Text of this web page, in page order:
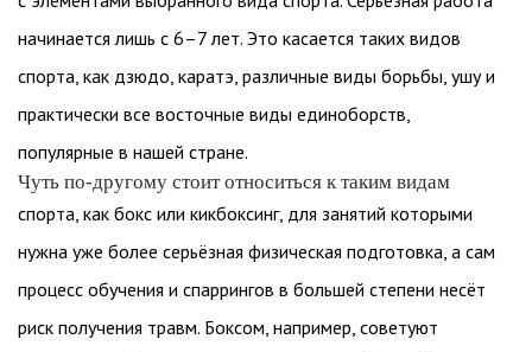
начинается лишь с 6–7 лет. Это касается таких видов
спорта, как дзюдо, каратэ, различные виды борьбы, ушу и
практически все восточные виды единоборств,
популярные в нашей стране.
Чуть по-другому стоит относиться к таким видам
спорта, как бокс или кикбоксинг, для занятий которыми
нужна уже более серьёзная физическая подготовка, а сам
процесс обучения и спаррингов в большей степени несёт
риск получения травм. Боксом, например, советуют